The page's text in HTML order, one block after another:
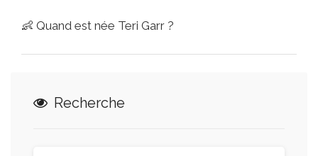
👶 Quand est née Teri Garr ?
Recherche